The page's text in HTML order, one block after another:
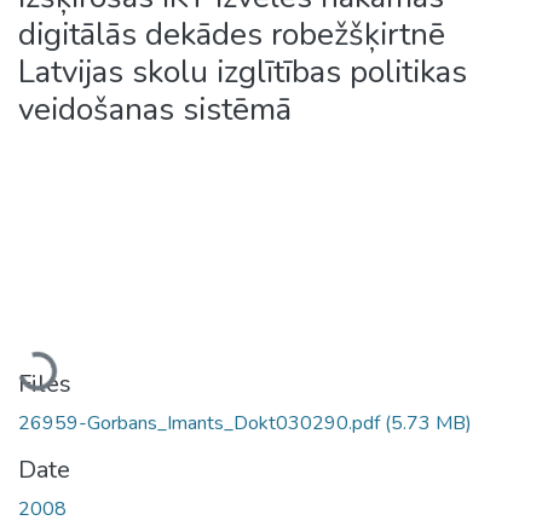
digitālās dekādes robežšķirtnē
Latvijas skolu izglītības politikas
veidošanas sistēmā
Loading...
Files
26959-Gorbans_Imants_Dokt030290.pdf(5.73 MB)
Date
2008